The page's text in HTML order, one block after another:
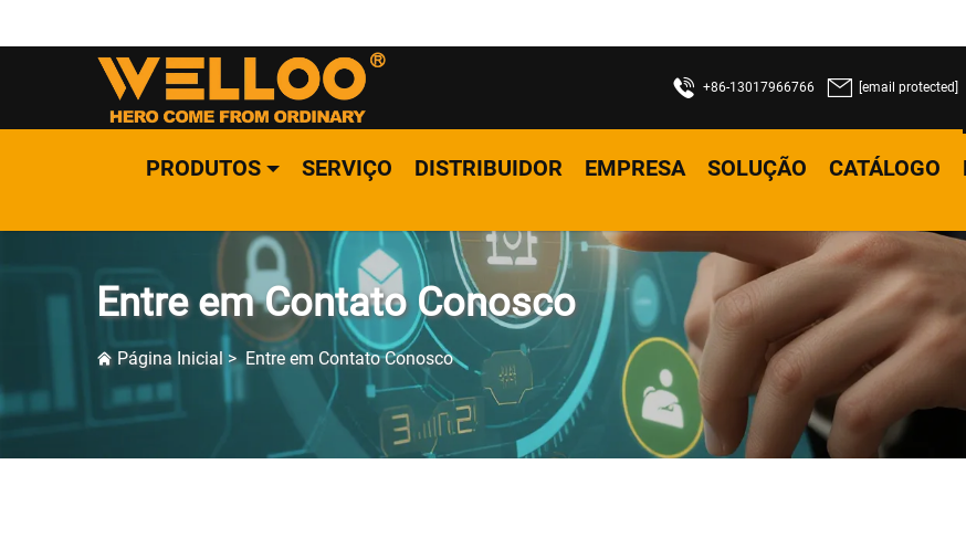
+86-13017966766 [email protected]
PRODUTOS SERVIÇO DISTRIBUIDOR EMPRESA SOLUÇÃO CATÁLOGO
Entre em Contato Conosco
Página Inicial >Entre em Contato Conosco